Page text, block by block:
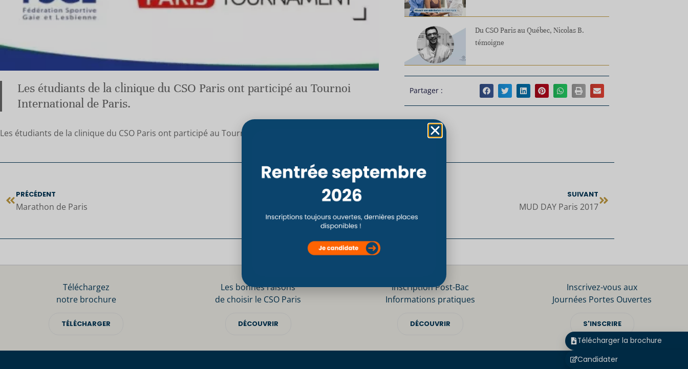
Télécharger la brochure
Candidater
Les étudiants de la clinique du CSO Paris ont participé au Tournoi
International de Paris.
Les étudiants de la clinique du CSO Paris ont participé au Tournoi International de Paris.
Du CSO Paris au Québec, Nicolas B.
témoigne
Partager :
PRÉCÉDENT
Marathon de Paris
SUIVANT
MUD DAY Paris 2017
Téléchargez
notre brochure
TÉLÉCHARGER
Les bonnes raisons
de choisir le CSO Paris
DÉCOUVRIR
Inscription Post-Bac
Informations pratiques
DÉCOUVRIR
Inscrivez-vous aux
Journées Portes Ouvertes
S'INSCRIRE